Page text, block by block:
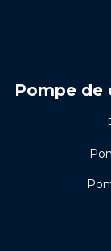
Pompe de